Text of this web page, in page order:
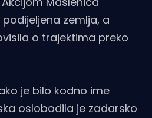
zemlja, a
o trajektima preko
je bilo kodno ime
oslobodila je zadarsko